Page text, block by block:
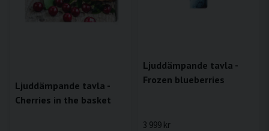
Ljuddämpande tavla -
Cherries in the basket
Ljuddämpande tavla -
Frozen blueberries
3 999 kr